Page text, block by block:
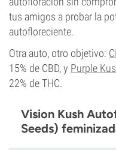
tus amigos a probar la
autofloreciente.
Otra auto, otro objetivo:
15% de CBD, y Purple
22% de THC.
Vision Kush
Seeds)